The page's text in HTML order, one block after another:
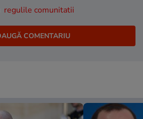
regulile comunitatii